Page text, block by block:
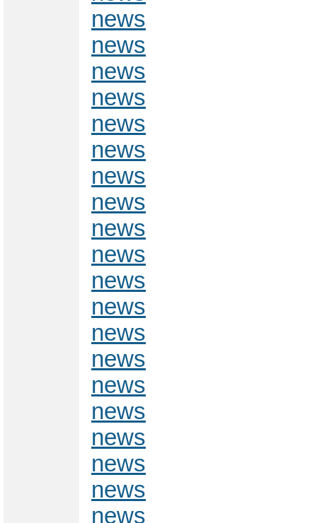
news
news
news
news
news
news
news
news
news
news
news
news
news
news
news
news
news
news
news
news